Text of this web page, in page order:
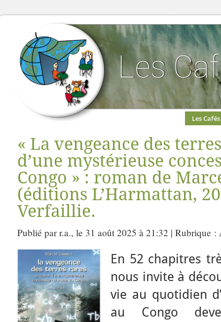
Les Cafés
« La vengeance des
d’une mystérieuse
Congo » : roman de
(éditions L’Harmattan,
Verfaillie.
Publié par r.a., le 31 août 2025 à 21:32 | Rubrique :
En 52 chapitres
nous invite à
vie au quotidien
au Congo